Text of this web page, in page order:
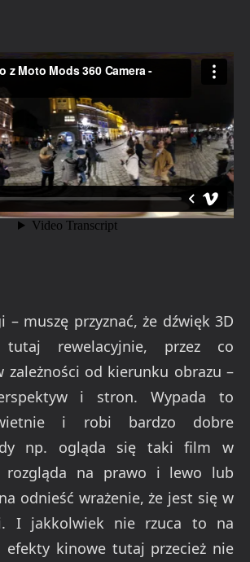
– muszę przyznać, że dźwięk 3D
tutaj rewelacyjnie, przez co
zależności od kierunku obrazu –
i stron. Wypada to
i robi bardzo dobre
np. ogląda się taki film w
rozgląda na prawo i lewo lub
odnieść wrażenie, że jest się w
I jakkolwiek nie rzuca to na
efekty kinowe tutaj przecież nie